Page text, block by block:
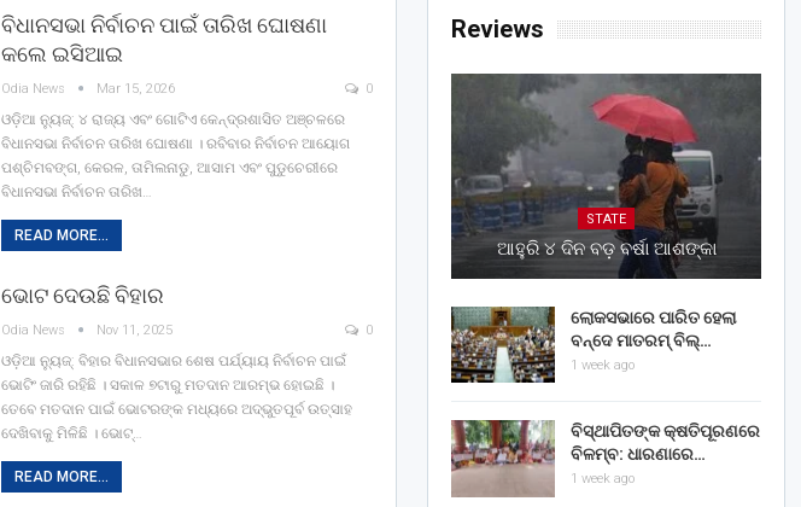
ବିଧାନସଭା ନିର୍ବାଚନ ପାଇଁ ତାରିଖ ଘୋଷଣା
କଲେ ଇସିଆଇ
Odia News Mar 15, 2026 0
ଓଡ଼ିଆ ନ୍ୟୁଜ୍: ୪ ରାଜ୍ୟ ଏବଂ ଗୋଟିଏ କେନ୍ଦ୍ରଶାସିତ ଅଞ୍ଚଳରେ
ବିଧାନସଭା ନିର୍ବାଚନ ତାରିଖ ଘୋଷଣା । ରବିବାର ନିର୍ବାଚନ ଆୟୋଗ
ପଶ୍ଚିମବଙ୍ଗ, କେରଳ, ତାମିଲନାଡୁ, ଆସାମ ଏବଂ ପୁଡୁଚେରୀରେ
ବିଧାନସଭା ନିର୍ବାଚନ ତାରିଖ…
READ MORE...
ଭୋଟ ଦେଉଛି ବିହାର
Odia News Nov 11, 2025 0
ଓଡ଼ିଆ ନ୍ୟୁଜ୍: ବିହାର ବିଧାନସଭାର ଶେଷ ପର୍ଯ୍ୟାୟ ନିର୍ବାଚନ ପାଇଁ
ଭୋଟିଂ ଜାରି ରହିଛି । ସକାଳ ୭ଟାରୁ ମତଦାନ ଆରମ୍ଭ ହୋଇଛି ।
ତେବେ ମତଦାନ ପାଇଁ ଭୋଟରଙ୍କ ମଧ୍ୟରେ ଅଦ୍ଭୁତପୂର୍ବ ଉତ୍ସାହ
ଦେଖିବାକୁ ମିଳିଛି । ଭୋଟ୍…
READ MORE...
Reviews
STATE
ଆହୁରି ୪ ଦିନ ବଡ଼ ବର୍ଷା ଆଶଙ୍କା
ଲୋକସଭାରେ ପାରିତ ହେଲା
ବନ୍ଦେ ମାତରମ୍‌ ବିଲ୍‌…
1 week ago
ବିସ୍ଥାପିତଙ୍କ କ୍ଷତିପୂରଣରେ
ବିଳମ୍ବ: ଧାରଣାରେ…
1 week ago